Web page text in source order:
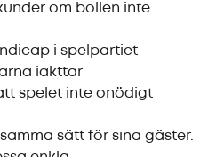
om bollen inte
i spelpartiet
iakttar
spelet inte onödigt
sätt för sina gäster.